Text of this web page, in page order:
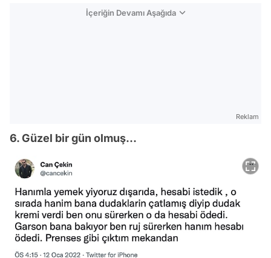
İçeriğin Devamı Aşağıda
Reklam
6. Güzel bir gün olmuş...